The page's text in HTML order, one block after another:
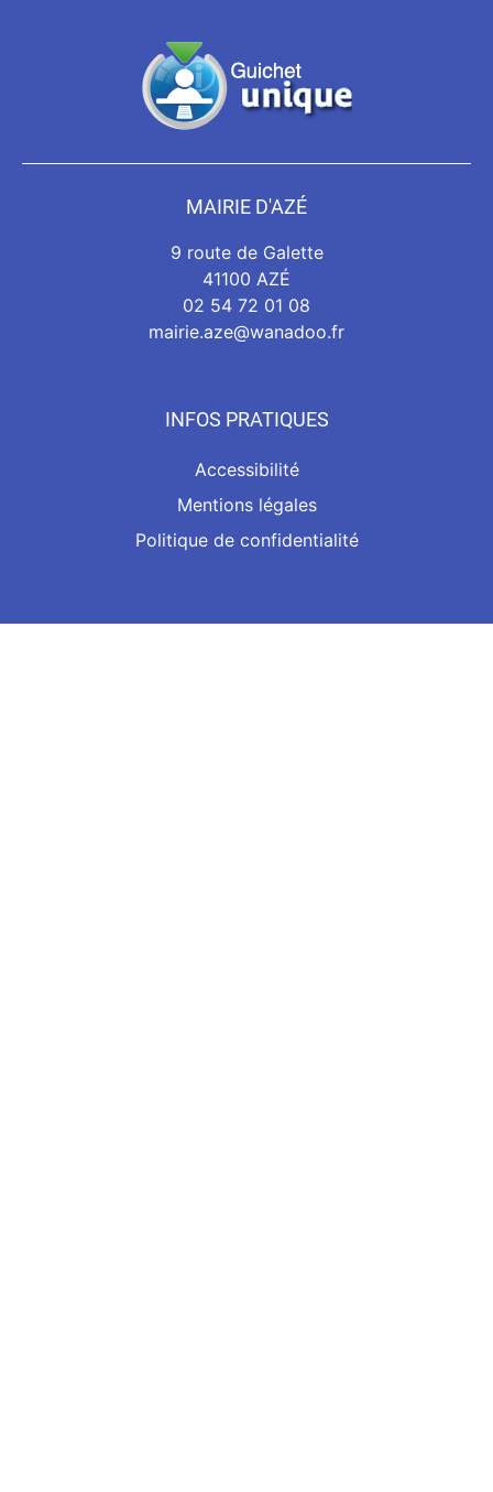
MAIRIE D'AZÉ
9 route de Galette
41100 AZÉ
02 54 72 01 08
mairie.aze@wanadoo.fr
INFOS PRATIQUES
Accessibilité
Mentions légales
Politique de confidentialité